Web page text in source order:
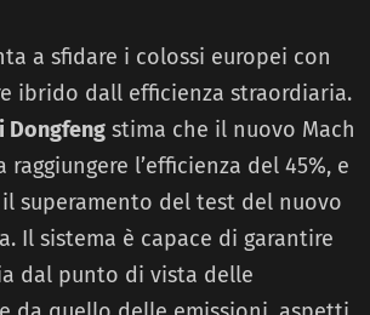
a sfidare i colossi europei con
ibrido dall efficienza straordiaria.
Dongfeng stima che il nuovo Mach
raggiungere l’efficienza del 45%, e
superamento del test del nuovo
Il sistema è capace di garantire
dal punto di vista delle